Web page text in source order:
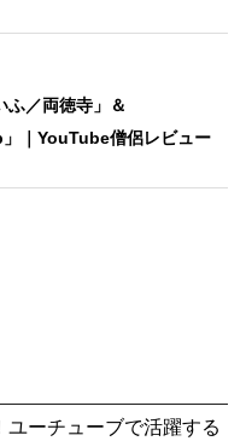
ふ／両徳寺」＆
｜YouTube僧侶レビュー
ーチューブで活躍する